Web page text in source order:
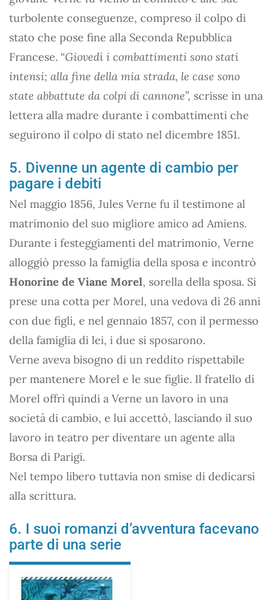
turbolente conseguenze, compreso il colpo di
stato che pose fine alla Seconda Repubblica
Francese. “Giovedì i combattimenti sono stati
intensi; alla fine della mia strada, le case sono
state abbattute da colpi di cannone”, scrisse in una
lettera alla madre durante i combattimenti che
seguirono il colpo di stato nel dicembre 1851.
5. Divenne un agente di cambio per
pagare i debiti
Nel maggio 1856, Jules Verne fu il testimone al
matrimonio del suo migliore amico ad Amiens.
Durante i festeggiamenti del matrimonio, Verne
alloggiò presso la famiglia della sposa e incontrò
Honorine de Viane Morel, sorella della sposa. Si
prese una cotta per Morel, una vedova di 26 anni
con due figli, e nel gennaio 1857, con il permesso
della famiglia di lei, i due si sposarono.
Verne aveva bisogno di un reddito rispettabile
per mantenere Morel e le sue figlie. Il fratello di
Morel offrì quindi a Verne un lavoro in una
società di cambio, e lui accettò, lasciando il suo
lavoro in teatro per diventare un agente alla
Borsa di Parigi.
Nel tempo libero tuttavia non smise di dedicarsi
alla scrittura.
6. I suoi romanzi d’avventura facevano
parte di una serie